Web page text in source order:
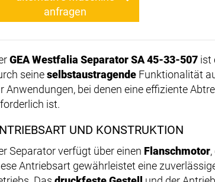
anfragen
GEA Westfalia Separator SA 45-33-507 ist
seineselbstaustragende Funktionalität
Anwendungen, bei denen eine effiziente
ist.
UND KONSTRUKTION
Separator verfügt über einen Flanschmotor
Antriebsart gewährleistet eine